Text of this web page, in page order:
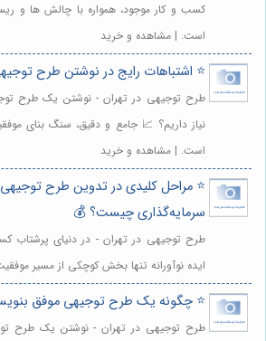
کسب و کار موجود، همواره با چالش ها و
است. | مشاهده و خرید
⭐️ اشتباهات رایج در نوشتن طرح
طرح توجیهی در تهران - نوشتن یک طرح
نیاز داریم؟ 📈 جامع و دقیق، سنگ بنای
است. | مشاهده و خرید
⭐️ مراحل کلیدی در تدوین طرح توجیهی
سرمایه‌گذاری چیست؟ 💰
طرح توجیهی در تهران - در دنیای پرشتاب
ایده نوآورانه تنها بخش کوچکی از مسیر
⭐️ چگونه یک طرح توجیهی موفق
طرح توجیهی در تهران - نوشتن یک طرح